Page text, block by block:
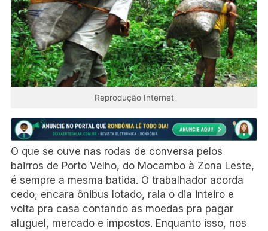
Reprodução Internet
O que se ouve nas rodas de conversa pelos
bairros de Porto Velho, do Mocambo à Zona Leste,
é sempre a mesma batida. O trabalhador acorda
cedo, encara ônibus lotado, rala o dia inteiro e
volta pra casa contando as moedas pra pagar
aluguel, mercado e impostos. Enquanto isso, nos